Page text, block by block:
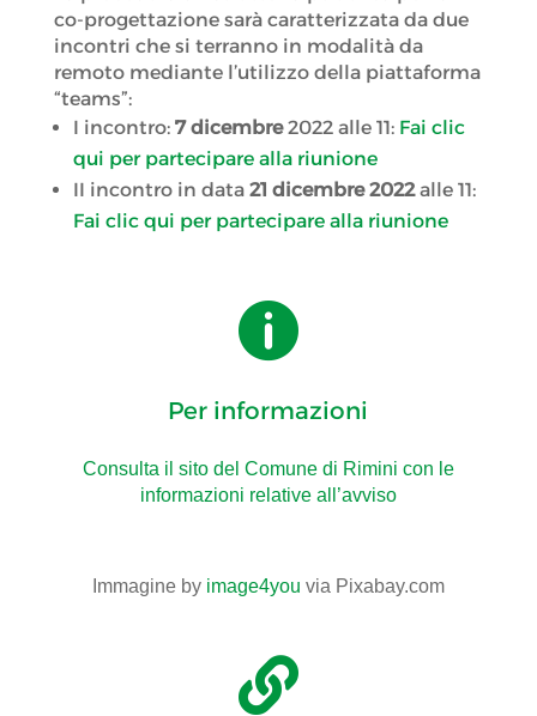
co-progettazione sarà caratterizzata da due
incontri che si terranno in modalità da
remoto mediante l’utilizzo della piattaforma
“teams”:
I incontro: 7 dicembre2022 alle 11: Fai clic
qui per partecipare alla riunione
II incontro in data 21 dicembre 2022alle 11:
Fai clic qui per partecipare alla riunione

Per informazioni
Consulta il sito del Comune di Rimini con le
informazioni relative all’avviso
Immagine by image4you via Pixabay.com
